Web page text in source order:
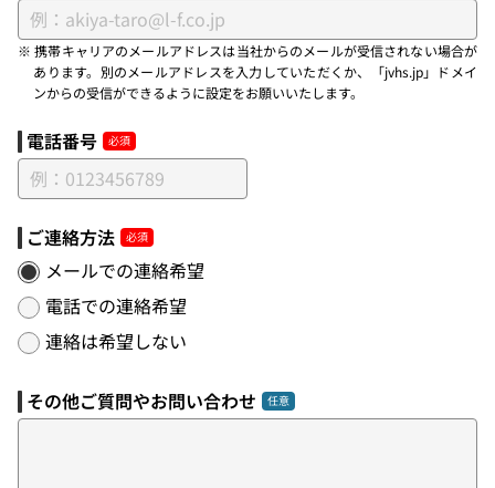
※ 携帯キャリアのメールアドレスは当社からのメールが受信されない場合が
あります。別のメールアドレスを入力していただくか、「jvhs.jp」ドメイ
ンからの受信ができるように設定をお願いいたします。
電話番号
ご連絡方法
メールでの連絡希望
電話での連絡希望
連絡は希望しない
その他ご質問やお問い合わせ